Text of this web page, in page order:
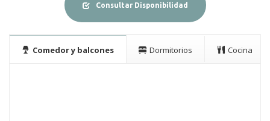
Consultar Disponibilidad
Comedor y balcones Dormitorios Cocina